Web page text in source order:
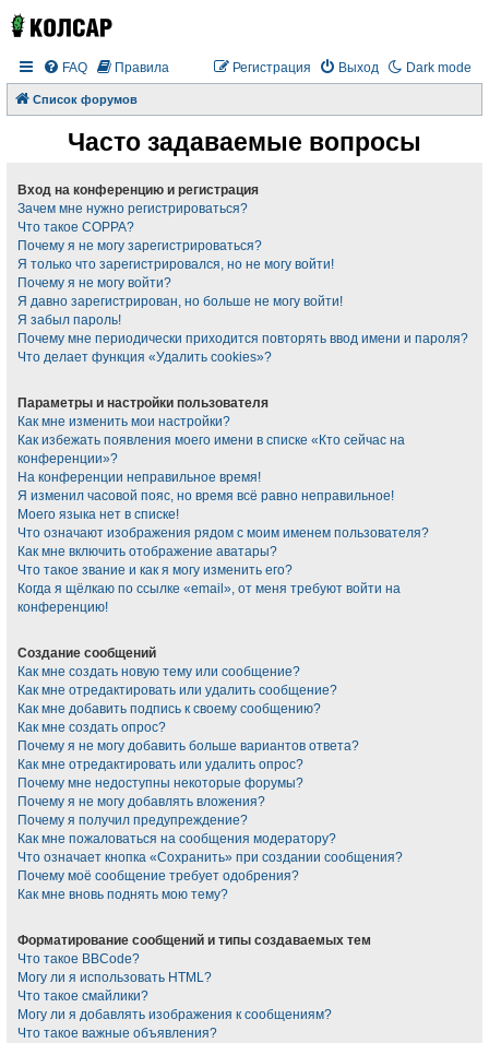
Dark mode
FAQ Правила Выход
Регистрация
Список форумов
Часто задаваемые вопросы
Вход на конференцию и регистрация
Зачем мне нужно регистрироваться?
Что такое COPPA?
Почему я не могу зарегистрироваться?
Я только что зарегистрировался, но не могу войти!
Почему я не могу войти?
Я давно зарегистрирован, но больше не могу войти!
Я забыл пароль!
Почему мне периодически приходится повторять ввод имени и пароля?
Что делает функция «Удалить cookies»?
Параметры и настройки пользователя
Как мне изменить мои настройки?
Как избежать появления моего имени в списке «Кто сейчас на
конференции»?
На конференции неправильное время!
Я изменил часовой пояс, но время всё равно неправильное!
Моего языка нет в списке!
Что означают изображения рядом с моим именем пользователя?
Как мне включить отображение аватары?
Что такое звание и как я могу изменить его?
Когда я щёлкаю по ссылке «email», от меня требуют войти на
конференцию!
Создание сообщений
Как мне создать новую тему или сообщение?
Как мне отредактировать или удалить сообщение?
Как мне добавить подпись к своему сообщению?
Как мне создать опрос?
Почему я не могу добавить больше вариантов ответа?
Как мне отредактировать или удалить опрос?
Почему мне недоступны некоторые форумы?
Почему я не могу добавлять вложения?
Почему я получил предупреждение?
Как мне пожаловаться на сообщения модератору?
Что означает кнопка «Сохранить» при создании сообщения?
Почему моё сообщение требует одобрения?
Как мне вновь поднять мою тему?
Форматирование сообщений и типы создаваемых тем
Что такое BBCode?
Могу ли я использовать HTML?
Что такое смайлики?
Могу ли я добавлять изображения к сообщениям?
Что такое важные объявления?